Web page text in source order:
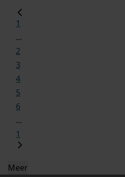
1
...
2
3
4
5
6
...
1
Meer